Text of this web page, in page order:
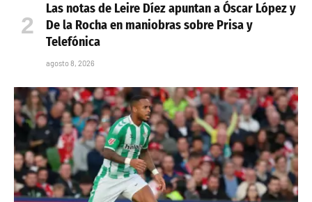
Las notas de Leire Díez apuntan a Óscar López y
De la Rocha en maniobras sobre Prisa y
Telefónica
agosto 8, 2026